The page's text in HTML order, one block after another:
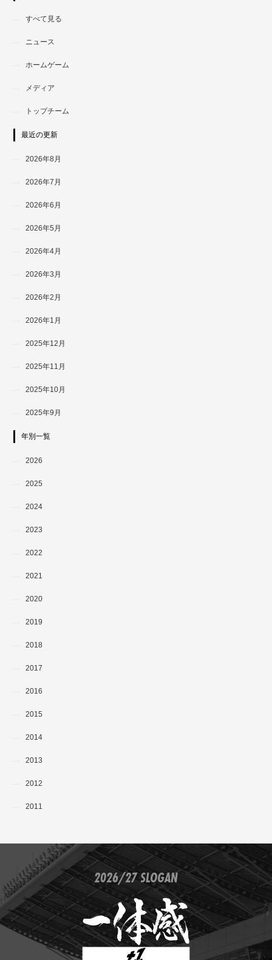
すべて見る
ニュース
ホームゲーム
メディア
トップチーム
最近の更新
2026年8月
2026年7月
2026年6月
2026年5月
2026年4月
2026年3月
2026年2月
2026年1月
2025年12月
2025年11月
2025年10月
2025年9月
年別一覧
2026
2025
2024
2023
2022
2021
2020
2019
2018
2017
2016
2015
2014
2013
2012
2011
2026/27 SLOGAN